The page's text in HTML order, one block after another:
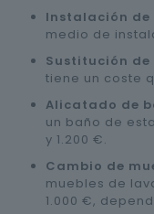
Instalación
medio de
Sustitución
tiene un coste
Alicatado de
un baño de
y 1.200 €.
Cambio de
muebles de
1.000 €,